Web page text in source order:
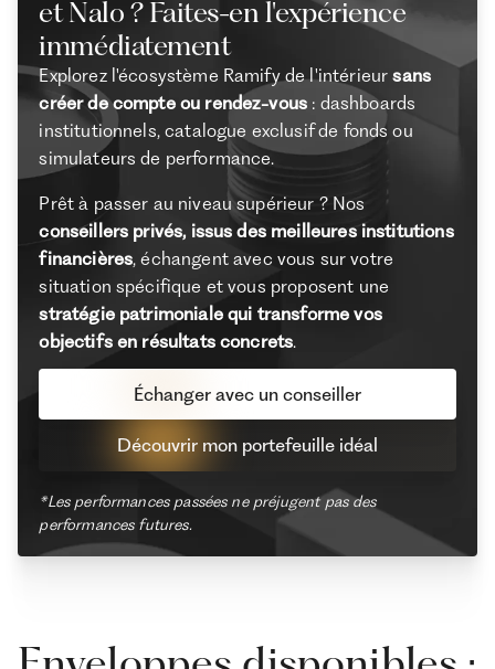
et Nalo ? Faites-en l'expérience
immédiatement
Explorez l'écosystème Ramify de l'intérieursans
créer de compte ou rendez-vous : dashboards
institutionnels, catalogue exclusif de fonds ou
simulateurs de performance.
Prêt à passer au niveau supérieur ? Nos
conseillers privés, issus des meilleures institutions
financières, échangent avec vous sur votre
situation spécifique et vous proposent une
stratégie patrimoniale qui transforme vos
objectifs en résultats concrets.
Découvrir mon portefeuille idéal
Échanger avec un conseiller
*Les performances passées ne préjugent pas des
performances futures.